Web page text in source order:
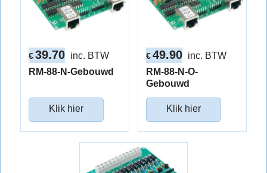
€ 39.70 inc. BTW
RM-88-N-Gebouwd
Klik hier
€49.90 inc. BTW
RM-88-N-O-
Gebouwd
Klik hier